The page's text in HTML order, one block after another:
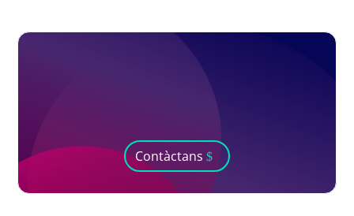
Contàctans